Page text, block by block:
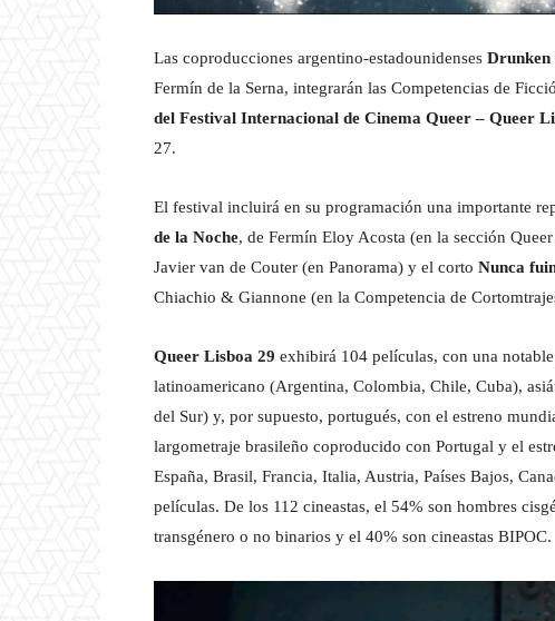
Las coproducciones argentino-estadounidenses Drunken
Fermín de la Serna, integrarán las Competencias de
del Festival Internacional de Cinema Queer – Queer
27.
El festival incluirá en su programación una importante
de la Noche, de Fermín Eloy Acosta (en la sección
Javier van de Couter (en Panorama) y el corto Nunca
Chiachio & Giannone (en la Competencia de
Queer Lisboa 29 exhibirá 104 películas, con una
latinoamericano (Argentina, Colombia, Chile, Cuba),
del Sur) y, por supuesto, portugués, con el estreno
largometraje brasileño coproducido con Portugal y el
España, Brasil, Francia, Italia, Austria, Países Bajos,
películas. De los 112 cineastas, el 54% son hombres
transgénero o no binarios y el 40% son cineastas BIPOC.